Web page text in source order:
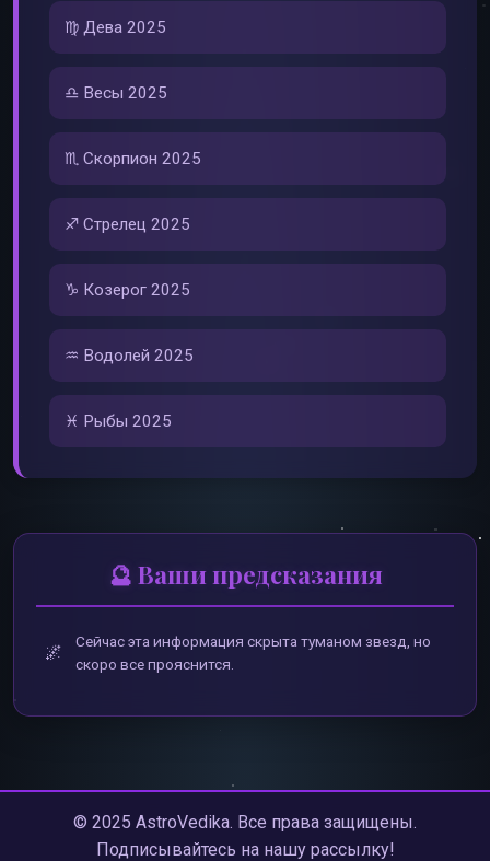
♍ Дева 2025
♎ Весы 2025
♏ Скорпион 2025
♐ Стрелец 2025
♑ Козерог 2025
♒ Водолей 2025
♓ Рыбы 2025
🔮 Ваши предсказания
🌌
Сейчас эта информация скрыта туманом звезд, но
скоро все прояснится.
© 2025 AstroVedika. Все права защищены.
Подписывайтесь на нашу рассылку!